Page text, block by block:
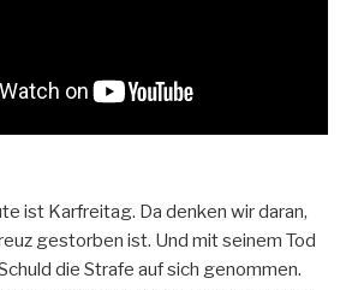
ist Karfreitag. Da denken wir daran,
gestorben ist. Und mit seinem Tod
die Strafe auf sich genommen.